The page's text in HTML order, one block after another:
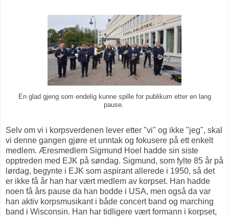
En glad gjeng som endelig kunne spille for publikum etter en lang
pause.
Selv om vi i korpsverdenen lever etter "vi" og ikke "jeg", skal
vi denne gangen gjøre et unntak og fokusere på ett enkelt
medlem. Æresmedlem Sigmund Hoel hadde sin siste
opptreden med EJK på søndag. Sigmund, som fylte 85 år på
lørdag, begynte i EJK som aspirant allerede i 1950, så det
er ikke få år han har vært medlem av korpset. Han hadde
noen få års pause da han bodde i USA, men også da var
han aktiv korpsmusikant i både concert band og marching
band i Wisconsin. Han har tidligere vært formann i korpset,